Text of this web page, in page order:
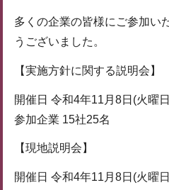
多くの企業の皆様にご参加い
うございました。
【実施方針に関する説明会】
開催日 令和4年11月8日(火曜
参加企業 15社25名
【現地説明会】
開催日 令和4年11月8日(火曜